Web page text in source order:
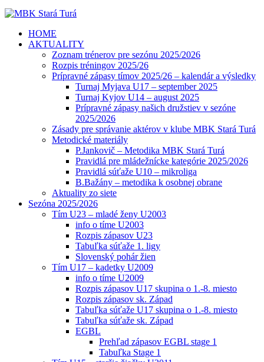
HOME
AKTUALITY
Zoznam trénerov pre sezónu 2025/2026
Rozpis tréningov 2025/26
Prípravné zápasy tímov 2025/26 – kalendár a výsledky
Turnaj Myjava U17 – september 2025
Turnaj Kyjov U14 – august 2025
Prípravné zápasy našich družstiev v sezóne
2025/2026
Zásady pre správanie aktérov v klube MBK Stará Turá
Metodické materiály
P.Jankovič – Metodika MBK Stará Turá
Pravidlá pre mládežnícke kategórie 2025/2026
Pravidlá súťaže U10 – mikroliga
B.Bažány – metodika k osobnej obrane
Aktuality zo siete
Sezóna 2025/2026
Tím U23 – mladé ženy U2003
info o tíme U2003
Rozpis zápasov U23
Tabuľka súťaže 1. ligy
Slovenský pohár žien
Tím U17 – kadetky U2009
info o tíme U2009
Rozpis zápasov U17 skupina o 1.-8. miesto
Rozpis zápasov sk. Západ
Tabuľka súťaže U17 skupina o 1.-8. miesto
Tabuľka súťaže sk. Západ
EGBL
Prehľad zápasov EGBL stage 1
Tabuľka Stage 1